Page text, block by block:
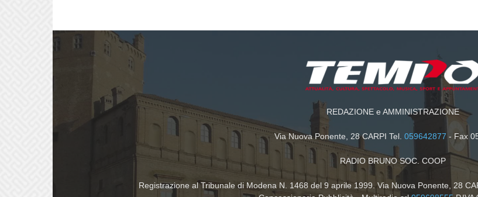
REDAZIONE e AMMINISTRAZIONE
Via Nuova Ponente, 28 CARPI Tel. 059642877 - Fax
RADIO BRUNO SOC. COOP
Registrazione al Tribunale di Modena N. 1468 del 9 aprile 1999. Via Nuova Ponente, 28